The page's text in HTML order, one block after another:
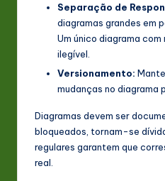
Separação de
diagramas grandes em
Um único diagrama
ilegível.
Versionamento:
mudanças no diagrama
Diagramas devem ser
bloqueados, tornam-se
regulares garantem que
real.